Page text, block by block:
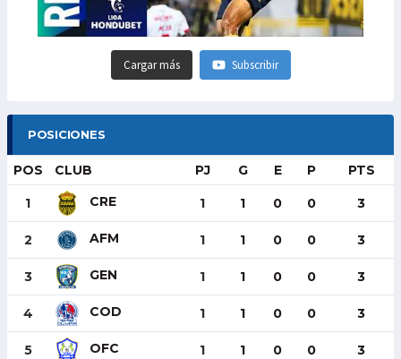
Cargar más Subscribir
POSICIONES
POS CLUB PJ G E P PTS
1 CRE 1 1 0 0 3
2 AFM 1 1 0 0 3
3 GEN 1 1 0 0 3
4 COD 1 1 0 0 3
5 OFC 1 1 0 0 3